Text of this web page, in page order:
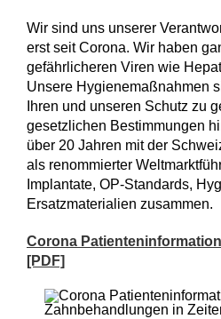
Wir sind uns unserer
erst seit Corona. Wir haben
gefährlicheren Viren wie
Unsere Hygienemaßnahmen
Ihren und unseren Schutz zu
gesetzlichen Bestimmungen
über 20 Jahren mit der
als renommierter
Implantate, OP-Standards,
Ersatzmaterialien zusammen.
Corona
[PDF]